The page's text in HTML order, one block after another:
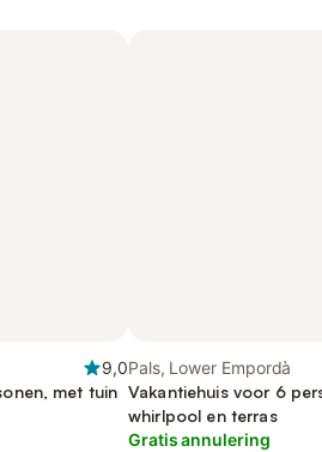
9,0
met tuin
Pals, Lower Empordà
Vakantiehuis voor 6
whirlpool en terras
Gratis annulering